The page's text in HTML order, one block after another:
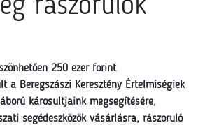
rászorulók
250 ezer forint
a Beregszászi Keresztény Értelmiségiek
károsultjaink megsegítésére,
segédeszközök vásárlásra, rászoruló